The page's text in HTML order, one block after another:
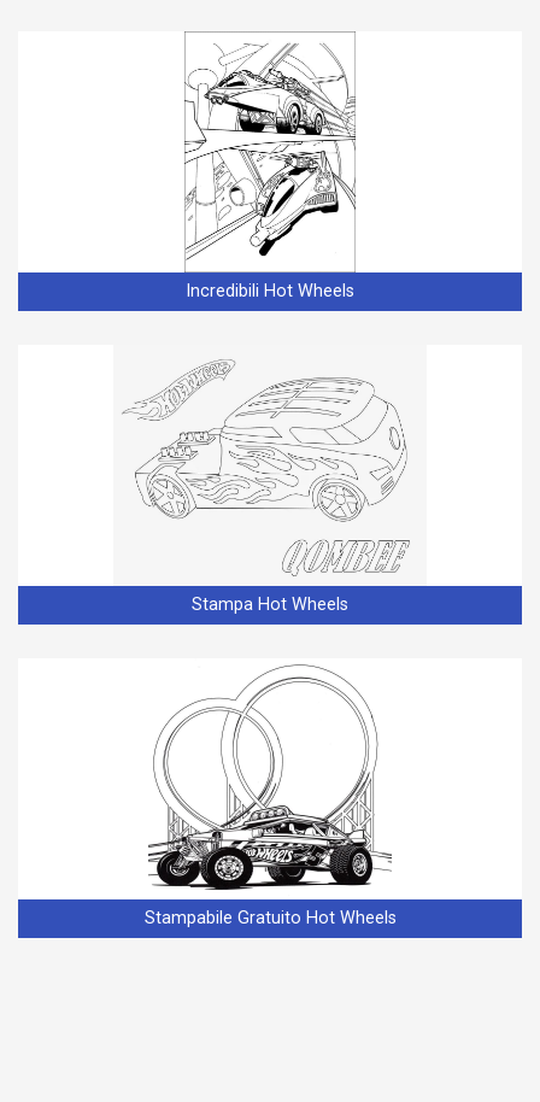
Incredibili Hot Wheels
Stampa Hot Wheels
Stampabile Gratuito Hot Wheels